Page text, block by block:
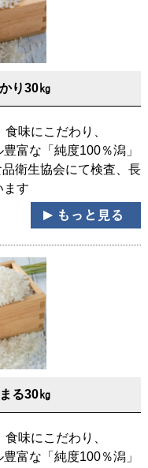
り30㎏
味にこだわり、
富な「純度100％潟」
衛生協会にて検査、長
ます
る30㎏
味にこだわり、
富な「純度100％潟」